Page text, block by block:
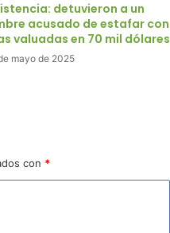
detuvieron a un
acusado de estafar con
valuadas en 70 mil dólares
mayo de 2025
con *